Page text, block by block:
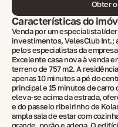
Obter
Características do
Venda por um especialista
investimentos, VelesClub Int.;
pelos especialistas da
Excelente casa nova à venda
terreno de 757 m2. A
apenas 10 minutos a pé do
principal e 15 minutos de
eleva-se acima da estrada,
e do passeio ribeirinho de
ampla sala de estar com